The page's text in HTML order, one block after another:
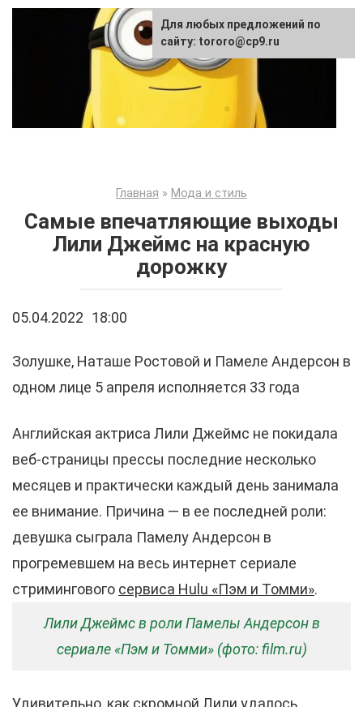
Перейти
Главная » Мода и стиль
Самые впечатляющие выходы
Лили Джеймс на красную
дорожку
05.04.2022 18:00
Золушке, Наташе Ростовой и Памеле Андерсон в
одном лице 5 апреля исполняется 33 года
Английская актриса Лили Джеймс не покидала
веб-страницы прессы последние несколько
месяцев и практически каждый день занимала
ее внимание. Причина — в ее последней роли:
девушка сыграла Памелу Андерсон в
прогремевшем на весь интернет сериале
стримингового сервиса Hulu «Пэм и Томми».
Лили Джеймс в роли Памелы Андерсон в
сериале «Пэм и Томми» (фото: film.ru)
Удивительно, как скромной Лили удалось
Для любых предложений по
сайту: tororo@cp9.ru